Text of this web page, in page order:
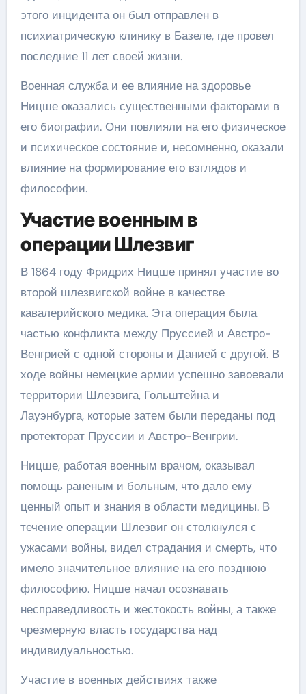
этого инцидента он был отправлен в
психиатрическую клинику в Базеле, где провел
последние 11 лет своей жизни.
Военная служба и ее влияние на здоровье
Ницше оказались существенными факторами в
его биографии. Они повлияли на его физическое
и психическое состояние и, несомненно, оказали
влияние на формирование его взглядов и
философии.
Участие военным в
операции Шлезвиг
В 1864 году Фридрих Ницше принял участие во
второй шлезвигской войне в качестве
кавалерийского медика. Эта операция была
частью конфликта между Пруссией и Австро-
Венгрией с одной стороны и Данией с другой. В
ходе войны немецкие армии успешно завоевали
территории Шлезвига, Гольштейна и
Лауэнбурга, которые затем были переданы под
протекторат Пруссии и Австро-Венгрии.
Ницше, работая военным врачом, оказывал
помощь раненым и больным, что дало ему
ценный опыт и знания в области медицины. В
течение операции Шлезвиг он столкнулся с
ужасами войны, видел страдания и смерть, что
имело значительное влияние на его позднюю
философию. Ницше начал осознавать
несправедливость и жестокость войны, а также
чрезмерную власть государства над
индивидуальностью.
Участие в военных действиях также